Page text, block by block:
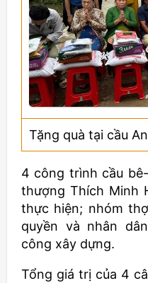
Tặng quà tại cầu
4 công trình cầu
thượng Thích Minh
thực hiện; nhóm
quyền và nhân
công xây dựng.
Tổng giá trị của 4